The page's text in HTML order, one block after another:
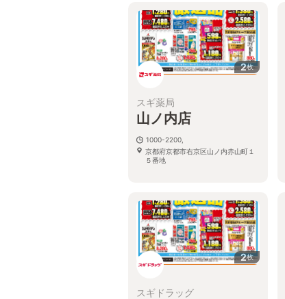
2枚
スギ薬局
山ノ内店
1000-2200,
京都府京都市右京区山ノ内赤山町１
５番地
2枚
スギドラッグ